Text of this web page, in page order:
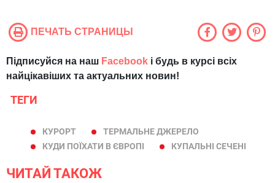
ПЕЧАТЬ СТРАНИЦЫ
Підписуйся на наш Facebook і будь в курсі всіх
найцікавіших та актуальних новин!
ТЕГИ
КУРОРТ
ТЕРМАЛЬНЕ ДЖЕРЕЛО
КУДИ ПОЇХАТИ В ЄВРОПІ
КУПАЛЬНІ СЕЧЕНІ
ЧИТАЙ ТАКОЖ